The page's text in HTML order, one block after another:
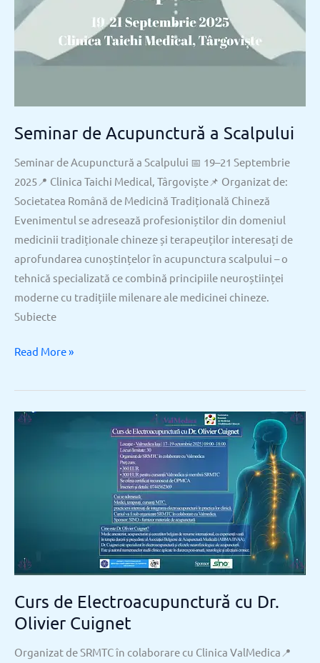
Seminar de Acupunctură a Scalpului
Seminar de Acupunctură a Scalpului 📅 19–21 Septembrie
2025📍 Clinica Taichi Medical, Târgoviște📌 Organizat de:
Societatea Română de Medicină Tradițională Chineză
Evenimentul se adresează profesioniștilor din domeniul
medicinii tradiționale chineze și terapeuților interesați de
aprofundarea cunoștințelor în acupunctura scalpului – o
tehnică specializată ce combină principiile neuroștiinței
moderne cu tradițiile milenare ale medicinei chineze.
Subiecte
Read More »
Curs de Electroacupunctură cu Dr.
Olivier Cuignet
Organizat de SRMTC în colaborare cu Clinica ValMedica📍
Curs